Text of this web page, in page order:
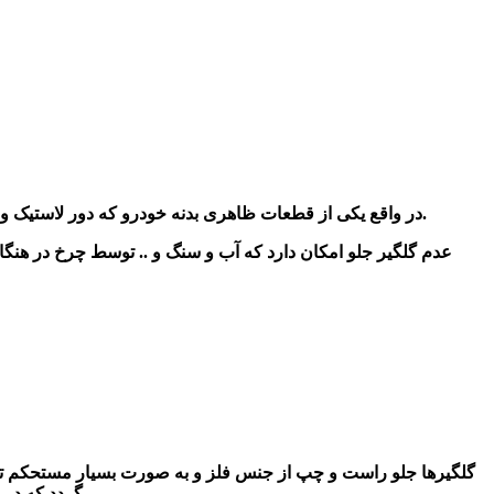
در واقع یکی از قطعات ظاهری بدنه خودرو که دور لاستیک ومی باشد.
عدم گلگیر جلو امکان دارد که آب و سنگ و .. توسط چرخ در
گلگیرها جلو راست و چپ از جنس فلز و به صورت بسیار